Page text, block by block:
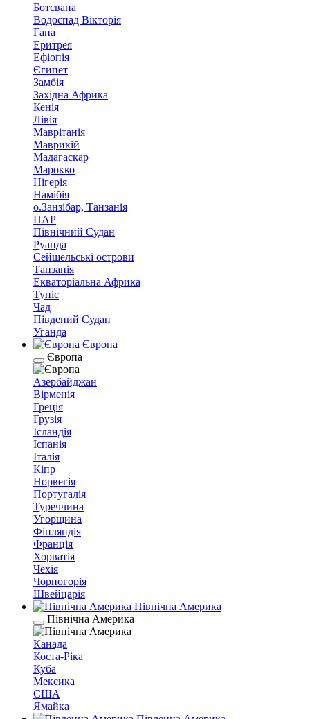
Ботсвана
Водоспад Вікторія
Гана
Еритрея
Ефіопія
Єгипет
Замбія
Західна Африка
Кенія
Лівія
Маврітанія
Маврикій
Мадагаскар
Марокко
Нігерія
Намібія
о.Занзібар, Танзанія
ПАР
Північний Судан
Руанда
Сейшельські острови
Танзанія
Екваторіальна Африка
Туніс
Чад
Південий Судан
Уганда
Європа
Європа
Азербайджан
Вірменія
Греція
Грузія
Ісландія
Іспанія
Італія
Кіпр
Норвегія
Португалія
Туреччина
Угорщина
Фінляндія
Франція
Хорватія
Чехія
Чорногорія
Швейцарія
Північна Америка
Північна Америка
Канада
Коста-Ріка
Куба
Мексика
США
Ямайка